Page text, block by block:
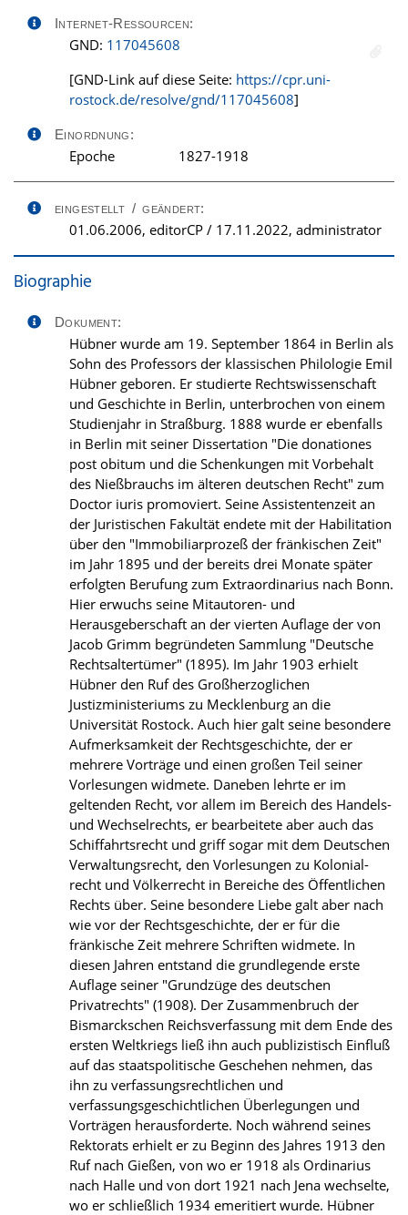
Internet-Ressourcen:
GND: 117045608
[GND-Link auf diese Seite: https://cpr.uni-
rostock.de/resolve/gnd/117045608]
Einordnung:
Epoche 1827-1918
eingestellt / geändert:
01.06.2006, editorCP / 17.11.2022, administrator
Biographie
Dokument:
Hübner wurde am 19. September 1864 in Berlin als
Sohn des Professors der klassischen Philologie Emil
Hübner geboren. Er studierte Rechtswissenschaft
und Geschichte in Berlin, unterbrochen von einem
Studienjahr in Straßburg. 1888 wurde er ebenfalls
in Berlin mit seiner Dissertation "Die donationes
post obitum und die Schenkungen mit Vorbehalt
des Nießbrauchs im älteren deutschen Recht" zum
Doctor iuris promoviert. Seine Assistentenzeit an
der Juristischen Fakultät endete mit der Habilitation
über den "Immobiliarprozeß der fränkischen Zeit"
im Jahr 1895 und der bereits drei Monate später
erfolgten Berufung zum Extraordinarius nach Bonn.
Hier erwuchs seine Mitautoren- und
Herausgeberschaft an der vierten Auflage der von
Jacob Grimm begründeten Sammlung "Deutsche
Rechtsaltertümer" (1895). Im Jahr 1903 erhielt
Hübner den Ruf des Großherzoglichen
Justizministeriums zu Mecklenburg an die
Universität Rostock. Auch hier galt seine besondere
Aufmerksamkeit der Rechtsgeschichte, der er
mehrere Vorträge und einen großen Teil seiner
Vorlesungen widmete. Daneben lehrte er im
geltenden Recht, vor allem im Bereich des Handels-
und Wechselrechts, er bearbeitete aber auch das
Schiffahrtsrecht und griff sogar mit dem Deutschen
Verwaltungsrecht, den Vorlesungen zu Kolonial-
recht und Völkerrecht in Bereiche des Öffentlichen
Rechts über. Seine besondere Liebe galt aber nach
wie vor der Rechtsgeschichte, der er für die
fränkische Zeit mehrere Schriften widmete. In
diesen Jahren entstand die grundlegende erste
Auflage seiner "Grundzüge des deutschen
Privatrechts" (1908). Der Zusammenbruch der
Bismarckschen Reichsverfassung mit dem Ende des
ersten Weltkriegs ließ ihn auch publizistisch Einfluß
auf das staatspolitische Geschehen nehmen, das
ihn zu verfassungsrechtlichen und
verfassungsgeschichtlichen Überlegungen und
Vorträgen herausforderte. Noch während seines
Rektorats erhielt er zu Beginn des Jahres 1913 den
Ruf nach Gießen, von wo er 1918 als Ordinarius
nach Halle und von dort 1921 nach Jena wechselte,
wo er schließlich 1934 emeritiert wurde. Hübner